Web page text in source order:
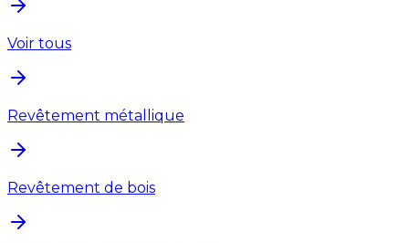
Voir tous
Revêtement métallique
Revêtement de bois